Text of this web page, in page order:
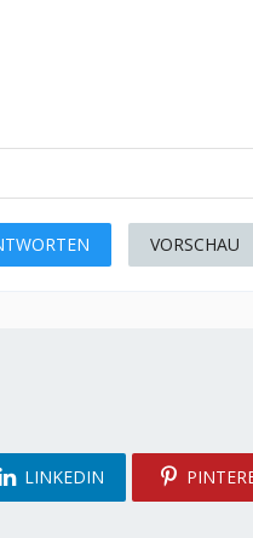
VORSCHAU
LINKEDIN